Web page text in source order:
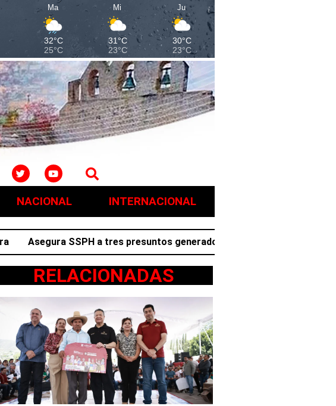
Ma
32°C
25°C
Mi
31°C
23°C
Ju
30°C
23°C
NACIONAL INTERNACIONAL
Asegura SSPH a tres presuntos generadores de violencia en Villa de
RELACIONADAS